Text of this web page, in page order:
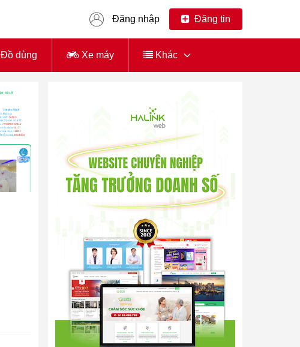
Đăng nhập Đăng tin
Đồ dùng Xe máy Khác